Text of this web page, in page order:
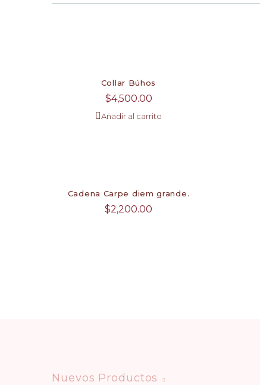
Collar Búhos
$4,500.00
Añadir al carrito
Cadena Carpe diem grande.
$2,200.00
Nuevos Productos